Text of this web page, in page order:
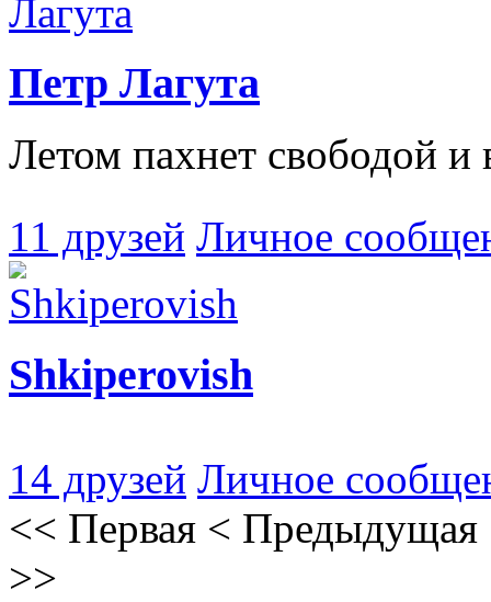
Петр Лагута
Летом пахнет свободой
11 друзей Личное
Shkiperovish
14 друзей Личное
<< Первая < Предыдущая
>>